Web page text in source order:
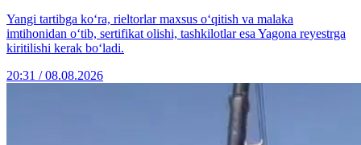
Yangi tartibga ko‘ra, rieltorlar maxsus o‘qitish va malaka
imtihonidan o‘tib, sertifikat olishi, tashkilotlar esa Yagona reyestrga
kiritilishi kerak bo‘ladi.
20:31 / 08.08.2026